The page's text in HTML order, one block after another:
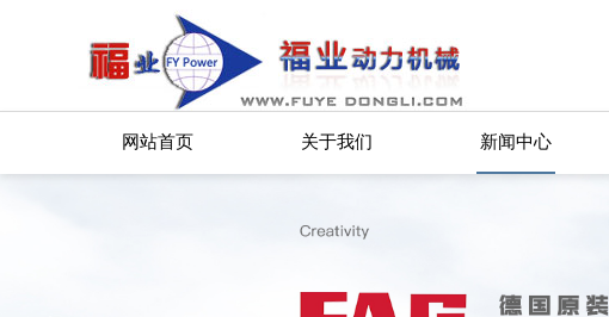
网站首页 关于我们 新闻中心